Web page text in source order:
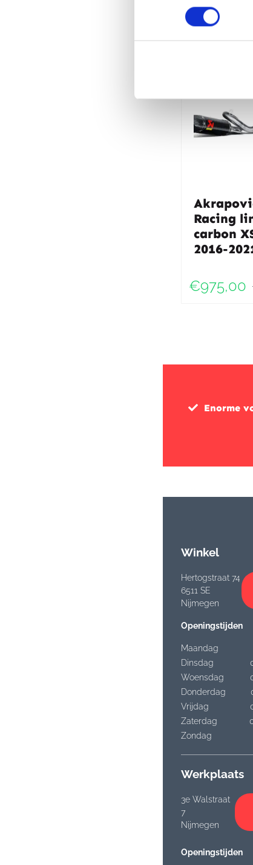
Racing
carbon
2016-
€975,00
Enorme
Winkel
Hertogstraat 74
6511 SE
Nijmegen
Openingstijden
Maandag
Dinsdag
Woensdag
Donderdag
Vrijdag
Zaterdag
Zondag
Werkplaats
3e Walstraat
7
Nijmegen
Openingstijden